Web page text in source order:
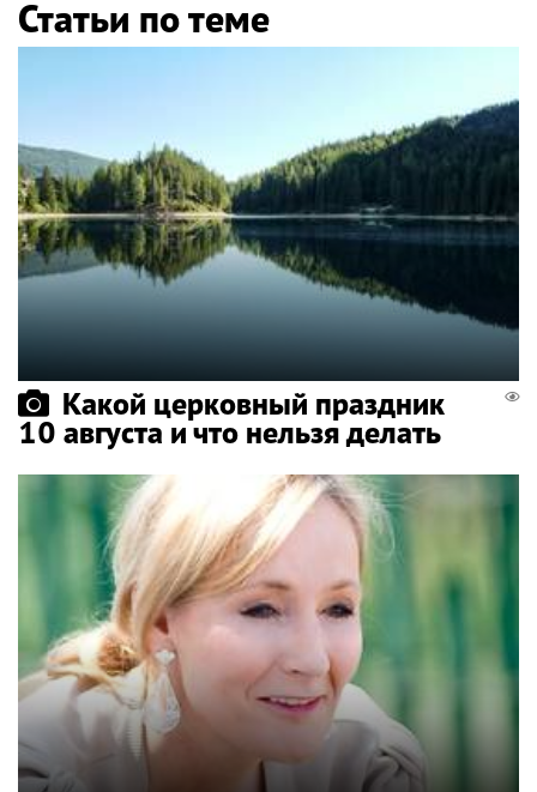
Статьи по теме
Какой церковный праздник
10 августа и что нельзя делать